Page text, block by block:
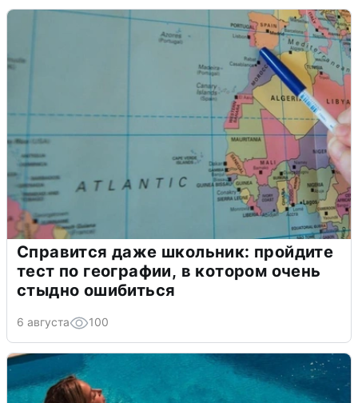
Справится даже школьник: пройдите
тест по географии, в котором очень
стыдно ошибиться
6 августа 100